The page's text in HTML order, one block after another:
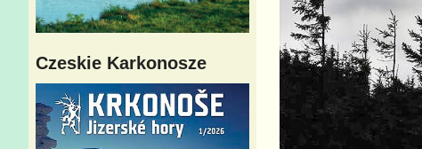
Czeskie Karkonosze